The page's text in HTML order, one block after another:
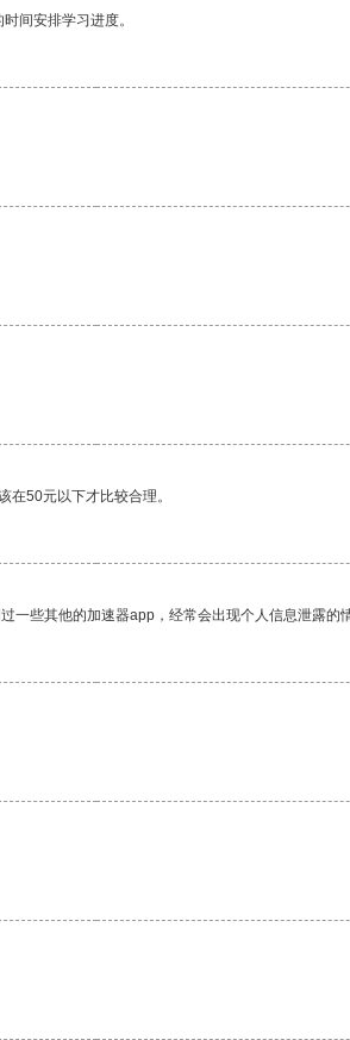
间安排学习进度。
50元以下才比较合理。
些其他的加速器app，经常会出现个人信息泄露的